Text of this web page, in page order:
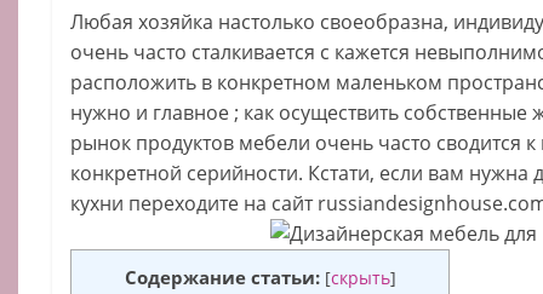
Любая хозяйка настолько своеобразна,
очень часто сталкивается с кажется
расположить в конкретном маленьком
нужно и главное ; как осуществить собственные
рынок продуктов мебели очень часто сводится
конкретной серийности. Кстати, если вам нужна
кухни переходите на сайт
Содержание статьи: [скрыть]